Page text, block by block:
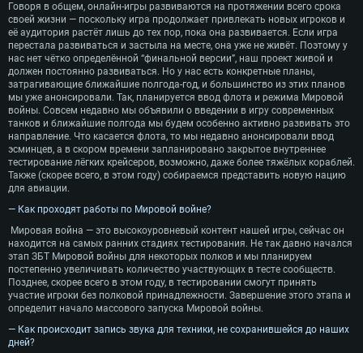
Говоря в общем, онлайн-игры развиваются на протяжении всего срока
своей жизни — поскольку игра продолжает привлекать новых игроков и
её аудитория растёт лишь до тех пор, пока она развивается. Если игра
перестала развиваться и застыла на месте, она уже не живёт. Поэтому у
нас нет чётко определённой “финальной версии”, наш проект живой и
должен постоянно развиваться. Но у нас есть конкретные планы,
затрагивающие ближайшие полгода-год, и большинство из этих планов
мы уже анонсировали. Так, планируется ввод флота и режима Мировой
войны. Совсем недавно мы объявили о введении в игру современных
танков и ближайшие полгода мы будем особенно активно развивать это
направление. Что касается флота, то мы недавно анонсировали ввод
эсминцев, а в скором времени запланировано закрытое внутреннее
тестирование лёгких крейсеров, возможно, даже более тяжёлых кораблей.
Также (скорее всего, в этом году) собираемся представить новую нацию
для авиации.
— Как проходят работы по Мировой войне?
Мировая война — это высокоуровневый контент нашей игры, сейчас он
находится на самых ранних стадиях тестирования. Не так давно начался
этап ЗБТ Мировой войны для некоторых полков и мы планируем
постепенно увеличивать количество участвующих в тесте сообществ.
Позднее, скорее всего в этом году, в тестировании смогут принять
участие игроки без полковой принадлежности. Завершение этого этапа и
определит начало массового запуска Мировой войны.
— Как происходит запись звука для техники, не сохранившейся до наших
дней?